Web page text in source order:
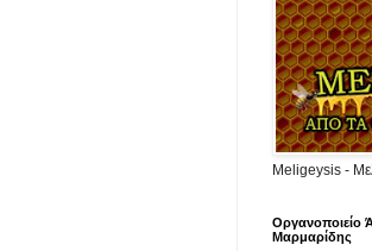
Meligeysis -
Οργανοποιείο
Μαρμαρίδης